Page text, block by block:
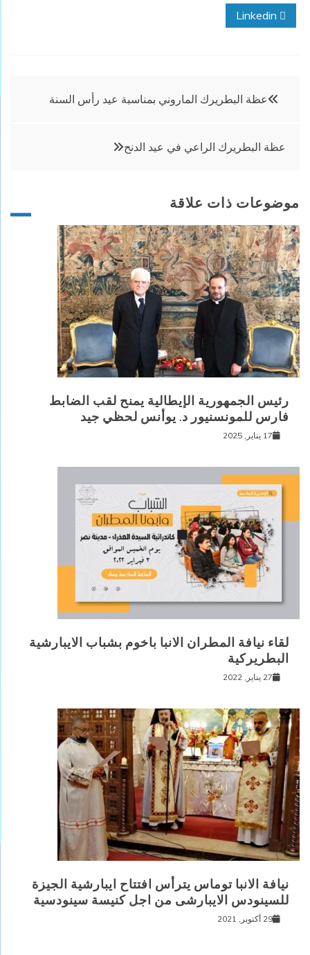
تصفّح
عظة البطريرك الماروني بمناسبة عيد رأس السنة
عظة البطريرك الراعي في عيد الدنح
موضوعات ذات علاقة
رئيس الجمهورية الإيطالية يمنح لقب الضابط
فارس للمونسنيور د. يوأنس لحظي جيد
17 يناير, 2025
لقاء نيافة المطران الانبا باخوم بشباب الايبارشية
البطريركية
27 يناير, 2022
نيافة الانبا توماس يترأس افتتاح ايبارشية الجيزة
للسينودس الايبارشى من اجل كنيسة سينودسية
29 أكتوبر, 2021